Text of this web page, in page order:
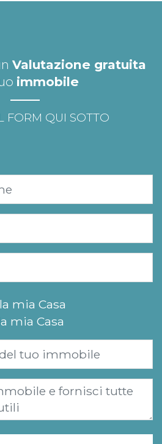
Valutazione gratuita
immobile
FORM QUI SOTTO
mia Casa
mia Casa